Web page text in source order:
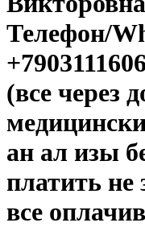
Телефон/
(все через
ан ал изы
платить не
все